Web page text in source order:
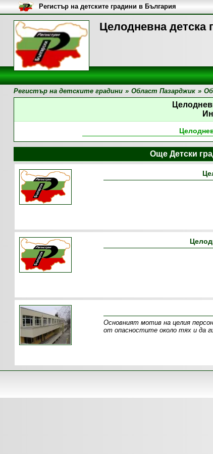
Целодневна детска
Регистър на детските градини в България
Регистър на детските градини » Област Пазарджик »
Още Детски
Основният мотив на целия
от опасностите около тях и да